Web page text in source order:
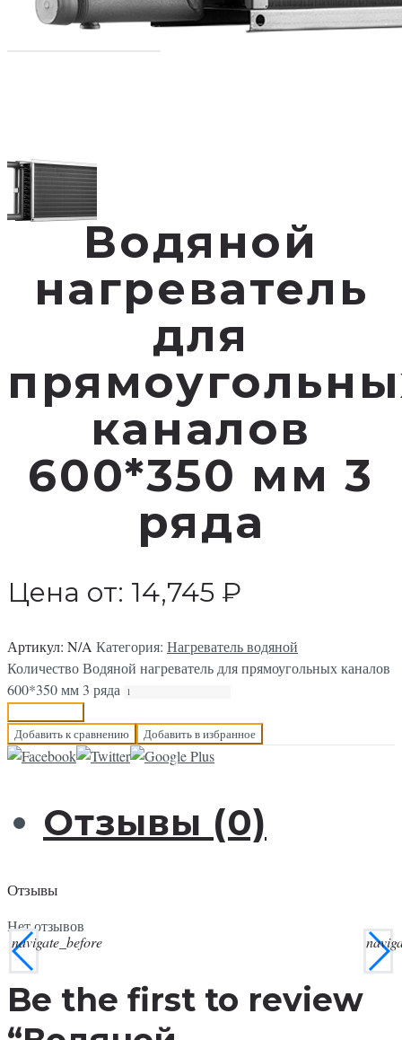
Водяной
нагреватель
для
каналов
600*350 мм 3
ряда
Цена от: 14,745 ₽
Артикул: N/A Категория: Нагреватель водяной
Количество Водяной нагреватель для прямоугольных каналов
600*350 мм 3 ряда
Добавить к сравнению Добавить в избранное
Отзывы (0)
Отзывы
Нет отзывов
Be the first to review
navigate_before